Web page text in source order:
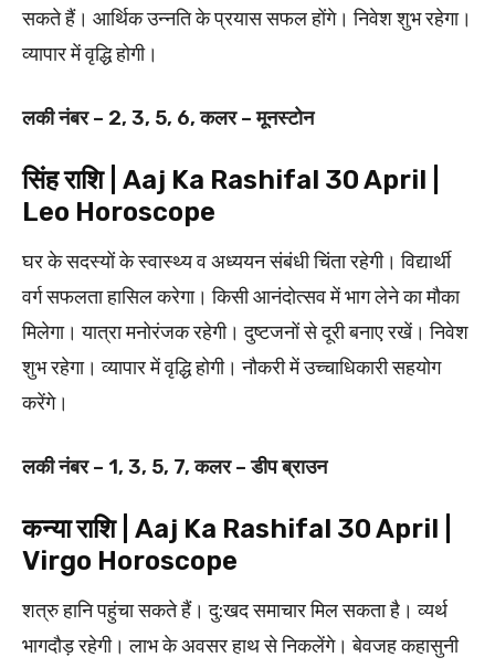
सकते हैं। आर्थिक उन्नति के प्रयास सफल होंगे। निवेश शुभ रहेगा।
व्यापार में वृद्धि होगी।
लकी नंबर – 2, 3, 5, 6, कलर – मूनस्टोन
सिंह राशि | Aaj Ka Rashifal 30 April |
Leo Horoscope
घर के सदस्यों के स्वास्थ्य व अध्ययन संबंधी चिंता रहेगी। विद्यार्थी
वर्ग सफलता हासिल करेगा। किसी आनंदोत्सव में भाग लेने का मौका
मिलेगा। यात्रा मनोरंजक रहेगी। दुष्टजनों से दूरी बनाए रखें। निवेश
शुभ रहेगा। व्यापार में वृद्धि होगी। नौकरी में उच्चाधिकारी सहयोग
करेंगे।
लकी नंबर – 1, 3, 5, 7, कलर – डीप ब्राउन
कन्या राशि | Aaj Ka Rashifal 30 April |
Virgo Horoscope
शत्रु हानि पहुंचा सकते हैं। दु:खद समाचार मिल सकता है। व्यर्थ
भागदौड़ रहेगी। लाभ के अवसर हाथ से निकलेंगे। बेवजह कहासुनी